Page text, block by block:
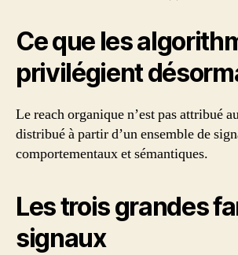
Ce que les
privilégient
Le reach organique n’est pas attribué
distribué à partir d’un ensemble de
comportementaux et sémantiques.
Les trois grandes
signaux